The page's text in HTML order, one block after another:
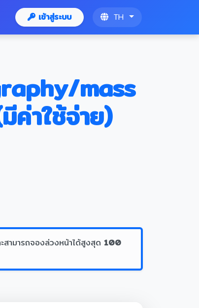
เข้าสู่ระบบ TH
mass
าใช้จ่าย)
สามารถจองล่วงหน้าได้สูงสุด 100